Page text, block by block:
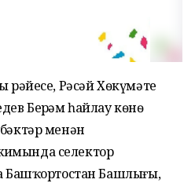
рәйесе, Рәсәй Хѳкүмәте
Берҙәм һайлау кѳнѳ
менән
селектор
Башҡортостан Башлығы,